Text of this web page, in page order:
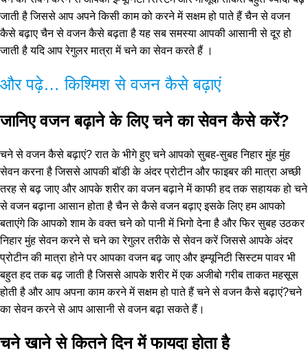
जाती है जिससे आप अपने किसी काम को करने में सक्षम हो पाते हैं चैन से वजन
कैसे बढ़ाए चैन से वजन कैसे बढ़ता है यह सब समस्या आपकी आसानी से दूर हो
जाती है यदि आप रेगुलर मात्रा में चने का सेवन करते हैं ।
और पढ़े… किश्मिश से वजन कैसे बढ़ाएं
जानिए वजन बढ़ाने के लिए चने का सेवन कैसे करें?
चने से वजन कैसे बढ़ाएं? रात के भीगे हुए चने आपको सुबह-सुबह निहार मुंह मुंह
सेवन करना है जिससे आपकी बॉडी के अंदर प्रोटीन और फाइबर की मात्रा अच्छी
तरह से बढ़ जाए और आपके शरीर का वजन बढ़ाने में काफी हद तक सहायक हो चने
से वजन बढ़ाना आसान होता है चैन से कैसे वजन बढ़ाए इसके लिए हम आपको
बताएंगे कि आपको शाम के वक्त चने को पानी में भिगो देना है और फिर सुबह उठकर
निहार मुंह सेवन करने से चने का रेगुलर तरीके से सेवन करें जिससे आपके अंदर
प्रोटीन की मात्रा होने पर आपका वजन बढ़ जाए और इम्यूनिटी सिस्टम पावर भी
बहुत हद तक बढ़ जाती है जिससे आपके शरीर में एक अजीबो गरीब ताकत महसूस
होती है और आप अपना काम करने में सक्षम हो पाते हैं चने से वजन कैसे बढ़ाएं?चने
का सेवन करने से आप आसानी से वजन बढ़ा सकते हैं।
चने खाने से कितने दिन में फायदा होता है